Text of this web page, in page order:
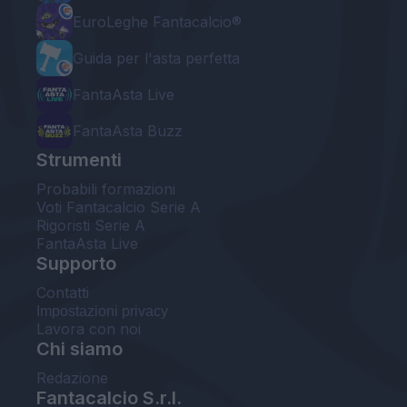
EuroLeghe Fantacalcio®
Guida per l'asta perfetta
FantaAsta Live
FantaAsta Buzz
Strumenti
Probabili formazioni
Voti Fantacalcio Serie A
Rigoristi Serie A
FantaAsta Live
Supporto
Contatti
Impostazioni privacy
Lavora con noi
Chi siamo
Redazione
Fantacalcio S.r.l.